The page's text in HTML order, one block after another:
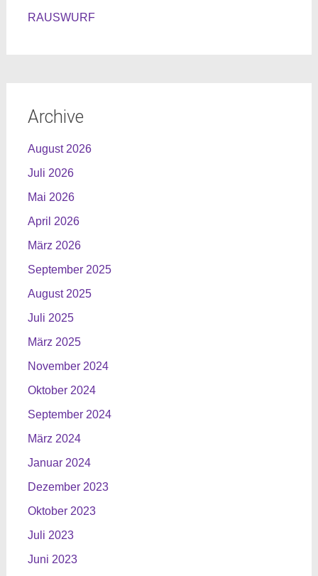
RAUSWURF
Archive
August 2026
Juli 2026
Mai 2026
April 2026
März 2026
September 2025
August 2025
Juli 2025
März 2025
November 2024
Oktober 2024
September 2024
März 2024
Januar 2024
Dezember 2023
Oktober 2023
Juli 2023
Juni 2023